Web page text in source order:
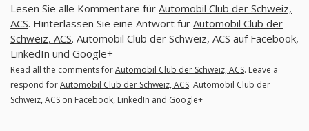
Lesen Sie alle Kommentare für Automobil Club der Schweiz,
ACS. Hinterlassen Sie eine Antwort für Automobil Club der
Schweiz, ACS. Automobil Club der Schweiz, ACS auf Facebook,
LinkedIn und Google+
Read all the comments forAutomobil Club der Schweiz, ACS. Leave a
respond forAutomobil Club der Schweiz, ACS. Automobil Club der
Schweiz, ACS on Facebook, LinkedIn and Google+